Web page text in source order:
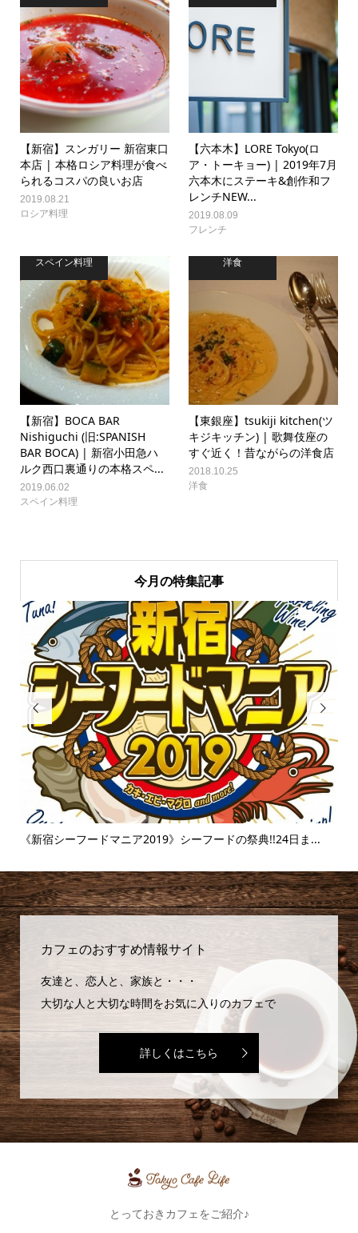
【新宿】スンガリー 新宿東口
本店 | 本格ロシア料理が食べ
られるコスパの良いお店
2019.08.21
ロシア料理
【六本木】LORE Tokyo(ロ
ア・トーキョー) | 2019年7月
六本木にステーキ&創作和フ
レンチNEW...
2019.08.09
フレンチ
スペイン料理
【新宿】BOCA BAR
Nishiguchi (旧:SPANISH
BAR BOCA) | 新宿小田急ハ
ルク西口裏通りの本格スペ...
2019.06.02
スペイン料理
洋食
【東銀座】tsukiji kitchen(ツ
キジキッチン) | 歌舞伎座の
すぐ近く！昔ながらの洋食店
2018.10.25
洋食
今月の特集記事

《新宿シーフードマニア2019》シーフードの祭典!!24日ま...

カフェのおすすめ情報サイト
友達と、恋人と、家族と・・・
大切な人と大切な時間をお気に入りのカフェで
詳しくはこちら
とっておきカフェをご紹介♪